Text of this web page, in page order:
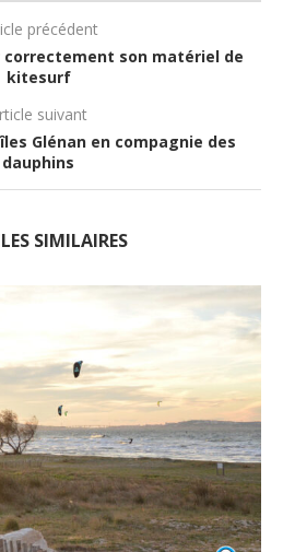
précédent
son matériel de
kitesurf
suivant
Glénan en compagnie des
dauphins
SIMILAIRES